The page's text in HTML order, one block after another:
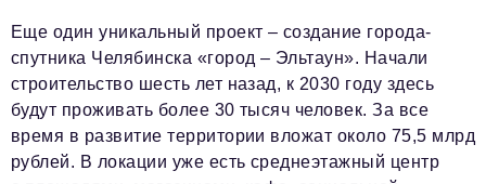
Еще один уникальный проект – создание города-
спутника Челябинска «город – Эльтаун». Начали
строительство шесть лет назад, к 2030 году здесь
будут проживать более 30 тысяч человек. За все
время в развитие территории вложат около 75,5 млрд
рублей. В локации уже есть среднеэтажный центр